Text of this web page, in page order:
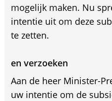
mogelijk maken. Nu
intentie uit om deze
te zetten.
en verzoeken
Aan de heer Minister-
uw intentie om de